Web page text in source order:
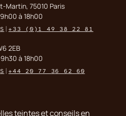
Martin, 75010 Paris
à 18h00
+33 (0)1 49 38 22 81
2EB
à 18h00
+44 20 77 36 62 60
teintes et conseils en